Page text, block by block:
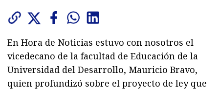
En Hora de Noticias estuvo con nosotros el
vicedecano de la facultad de Educación de la
Universidad del Desarrollo, Mauricio Bravo,
quien profundizó sobre el proyecto de ley que